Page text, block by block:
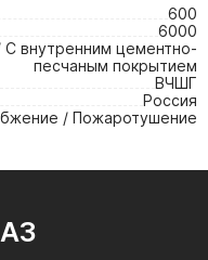
600
6000
внутренним цементно-
песчаным покрытием
ВЧШГ
Россия
/ Пожаротушение